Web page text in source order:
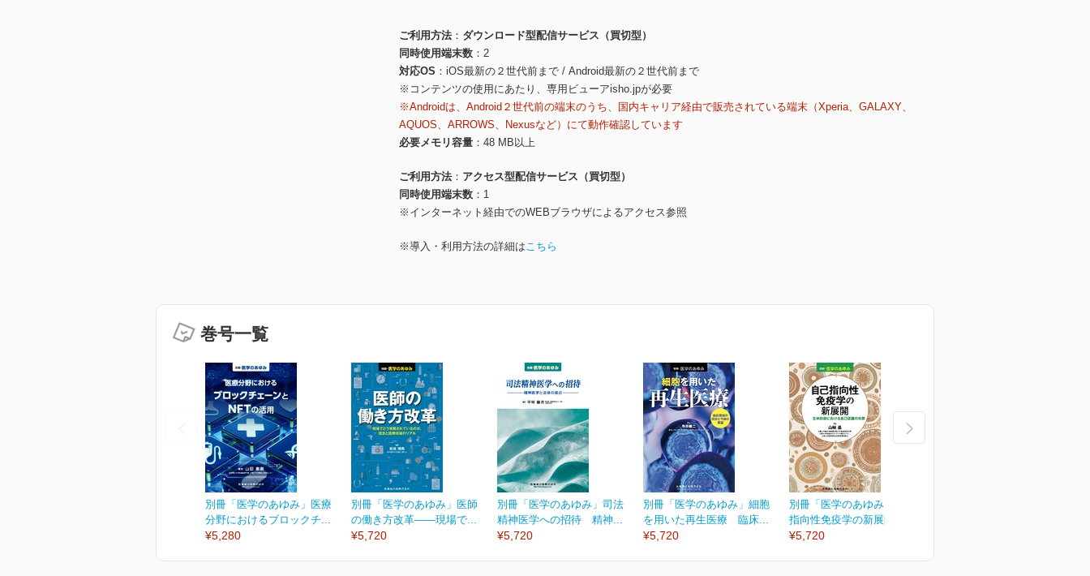
ご利用方法
ダウンロード型配信サービス（買切型）
同時使用端末数
2
対応OS
iOS最新の２世代前まで / Android最新の２世代前まで
※コンテンツの使用にあたり、専用ビューアisho.jpが必要
※Androidは、Android２世代前の端末のうち、国内キャリア経由で販売されている端末（Xperia、GALAXY、
AQUOS、ARROWS、Nexusなど）にて動作確認しています
必要メモリ容量
48 MB以上
ご利用方法
アクセス型配信サービス（買切型）
同時使用端末数
1
※インターネット経由でのWEBブラウザによるアクセス参照
※導入・利用方法の詳細はこちら
巻号一覧
別冊「医学のあゆみ」医療
分野におけるブロックチ...
¥5,280
別冊「医学のあゆみ」医師
の働き方改革――現場で...
¥5,720
別冊「医学のあゆみ」司法
精神医学への招待 精神...
¥5,720
別冊「医学のあゆみ」細胞
を用いた再生医療 臨床...
¥5,720
別冊「医学のあゆみ」自己
指向性免疫学の新展開...
¥5,720